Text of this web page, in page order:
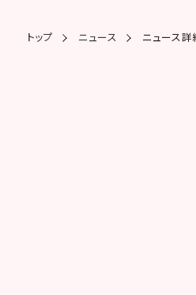
トップ ニュース ニュース詳